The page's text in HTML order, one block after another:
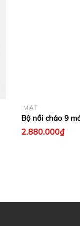
IMAT
Bộ nồi chảo 9
2.880.000₫